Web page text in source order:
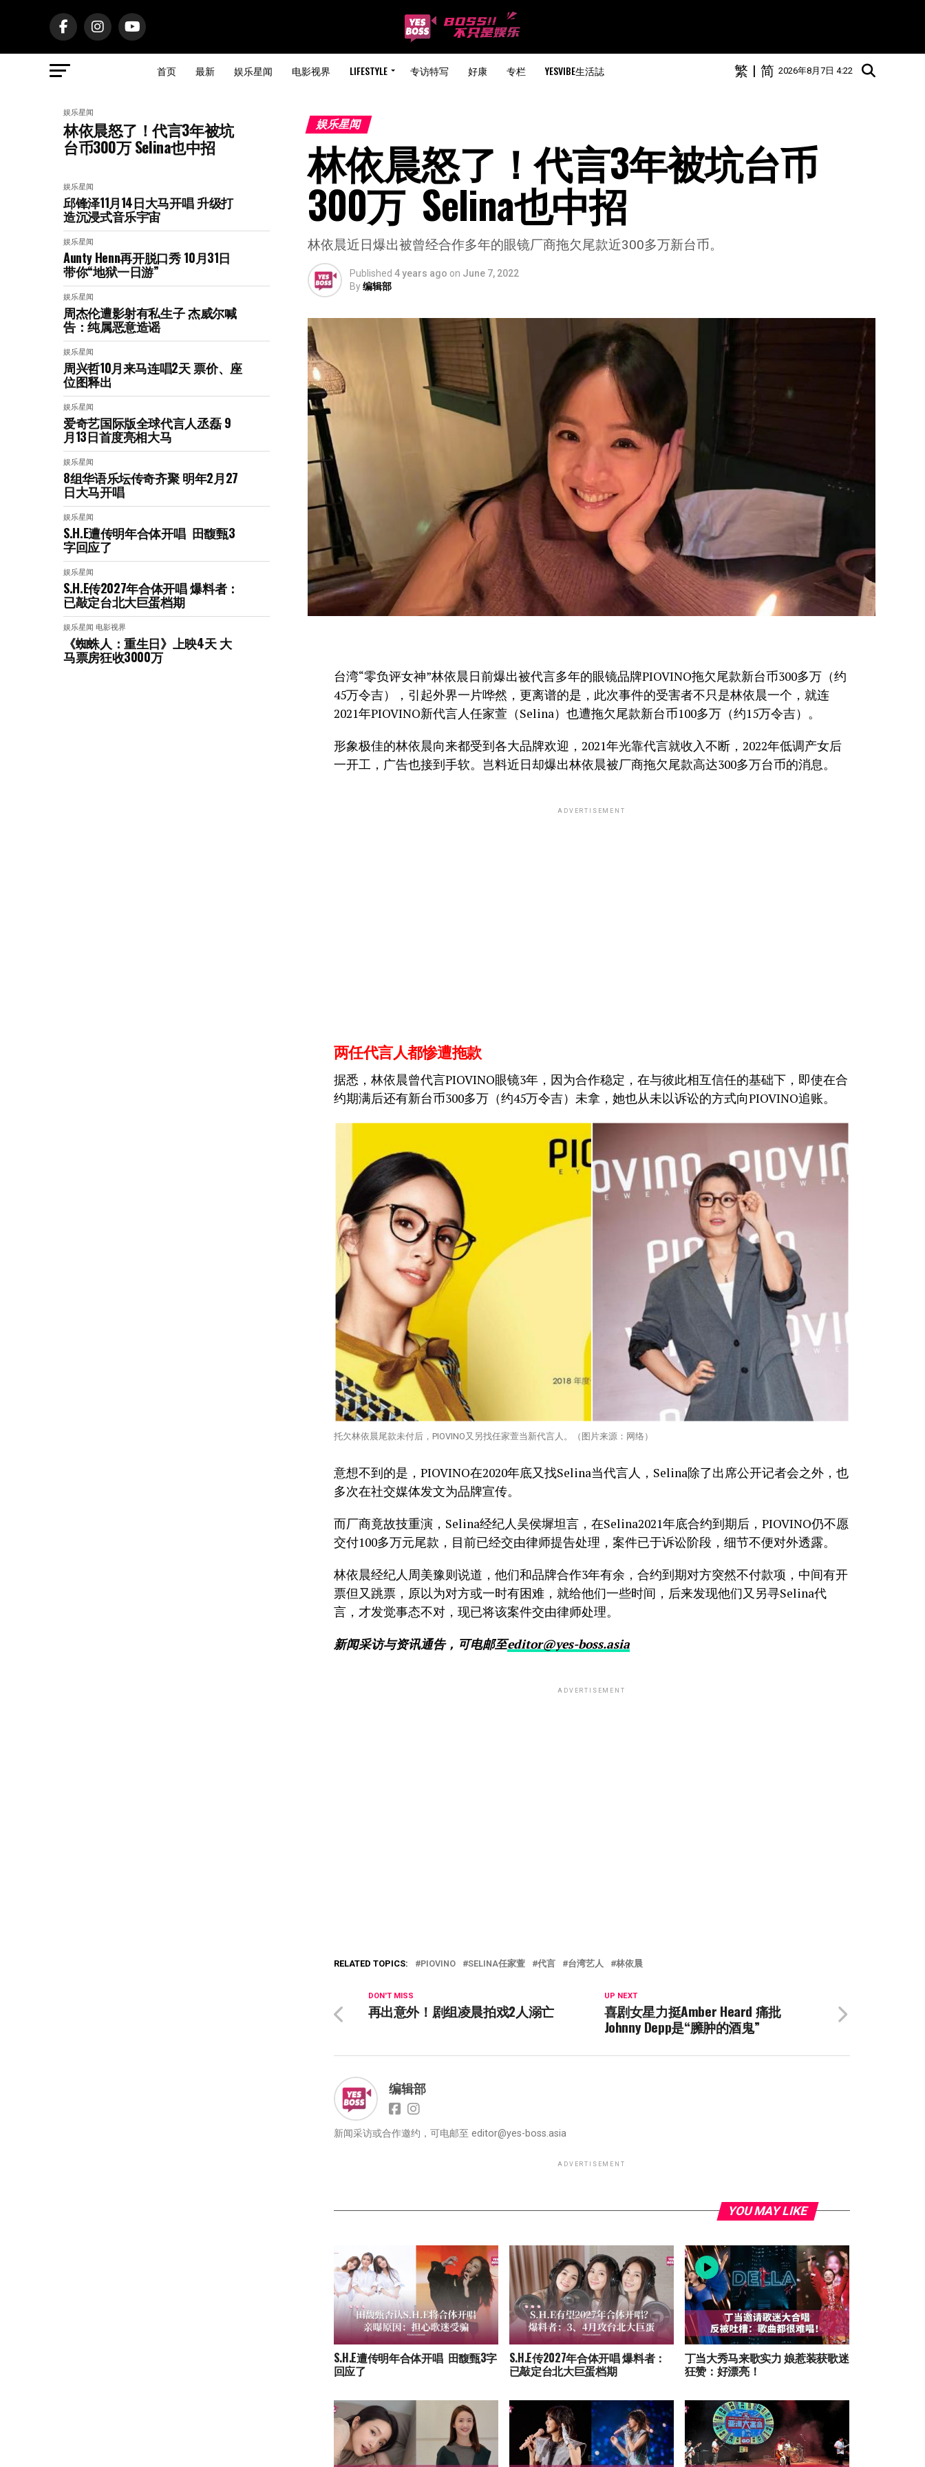
首页 最新 娱乐星闻 电影视界 LIFESTYLE 专访特写 好康 专栏 YESVIBE生活誌 2026年8月7日 4:22
简
|
繁
娱乐星闻
林依晨怒了！代言3年被坑
台币300万 Selina也中招
娱乐星闻
邱锋泽11月14日大马开唱 升级打
造沉浸式音乐宇宙
娱乐星闻
Aunty Henn再开脱口秀 10月31日
带你“地狱一日游”
娱乐星闻
周杰伦遭影射有私生子 杰威尔喊
告：纯属恶意造谣
娱乐星闻
周兴哲10月来马连唱2天 票价、座
位图释出
娱乐星闻
爱奇艺国际版全球代言人丞磊 9
月13日首度亮相大马
娱乐星闻
8组华语乐坛传奇⻬聚 明年2月27
日大马开唱
娱乐星闻
S.H.E遭传明年合体开唱 田馥甄3
字回应了
娱乐星闻
S.H.E传2027年合体开唱 爆料者：
已敲定台北大巨蛋档期
娱乐星闻 电影视界
《蜘蛛人：重生日》上映4天 大
马票房狂收3000万
娱乐星闻
林依晨怒了！代言3年被坑台币
300万  Selina也中招
林依晨近日爆出被曾经合作多年的眼镜厂商拖欠尾款近300多万新台币。
Published 4 years ago on June 7, 2022
By编辑部
台湾“零负评女神”林依晨日前爆出被代言多年的眼镜品牌PIOVINO拖欠尾款新台币300多万（约
45万令吉），引起外界一片哗然，更离谱的是，此次事件的受害者不只是林依晨一个，就连
2021年PIOVINO新代言人任家萱（Selina）也遭拖欠尾款新台币100多万（约15万令吉）。
形象极佳的林依晨向来都受到各大品牌欢迎，2021年光靠代言就收入不断，2022年低调产女后
一开工，广告也接到手软。岂料近日却爆出林依晨被厂商拖欠尾款高达300多万台币的消息。
ADVERTISEMENT
两任代言人都惨遭拖款
据悉，林依晨曾代言PIOVINO眼镜3年，因为合作稳定，在与彼此相互信任的基础下，即使在合
约期满后还有新台币300多万（约45万令吉）未拿，她也从未以诉讼的方式向PIOVINO追账。
托欠林依晨尾款未付后，PIOVINO又另找任家萱当新代言人。（图片来源：网络）
意想不到的是，PIOVINO在2020年底又找Selina当代言人，Selina除了出席公开记者会之外，也
多次在社交媒体发文为品牌宣传。
而厂商竟故技重演，Selina经纪人吴侯墀坦言，在Selina2021年底合约到期后，PIOVINO仍不愿
交付100多万元尾款，目前已经交由律师提告处理，案件已于诉讼阶段，细节不便对外透露。
林依晨经纪人周美豫则说道，他们和品牌合作3年有余，合约到期对方突然不付款项，中间有开
票但又跳票，原以为对方或一时有困难，就给他们一些时间，后来发现他们又另寻Selina代
言，才发觉事态不对，现已将该案件交由律师处理。
新闻采访与资讯通告，可电邮至editor@yes-boss.asia
ADVERTISEMENT
RELATED TOPICS: PIOVINO SELINA任家萱 代言 台湾艺人 林依晨
UP NEXT
喜剧女星力挺Amber Heard 痛批
Johnny Depp是“臃肿的酒鬼”
DON'T MISS
再出意外！剧组凌晨拍戏2人溺亡
编辑部
新闻采访或合作邀约，可电邮至 editor@yes-boss.asia
ADVERTISEMENT
YOU MAY LIKE
S.H.E遭传明年合体开唱 田馥甄3字
回应了
S.H.E传2027年合体开唱 爆料者：
已敲定台北大巨蛋档期
丁当大秀马来歌实力 娘惹装获歌迷
狂赞：好漂亮！